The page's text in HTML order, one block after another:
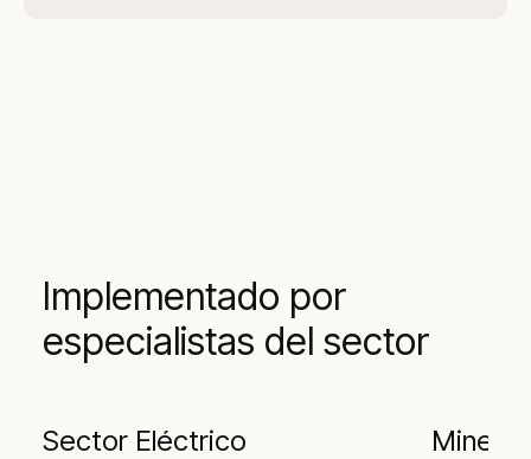
Implementado por
especialistas del sector
Sector Eléctrico Minería